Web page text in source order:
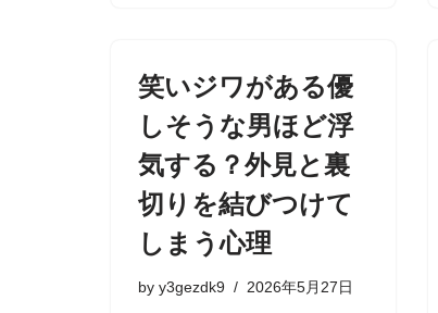
笑いジワがある優
しそうな男ほど浮
気する？外見と裏
切りを結びつけて
しまう心理
by y3gezdk9 2026年5月27日